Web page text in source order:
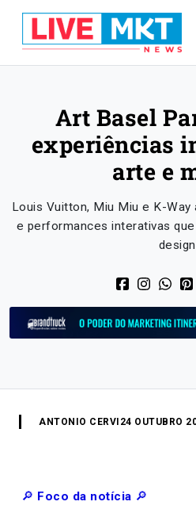
Art Basel
experiências
arte e
Louis Vuitton, Miu Miu e K-
e performances interativas
design
ANTONIO CERVI 24 OUTUBRO
🔎 Foco da notícia 🔎